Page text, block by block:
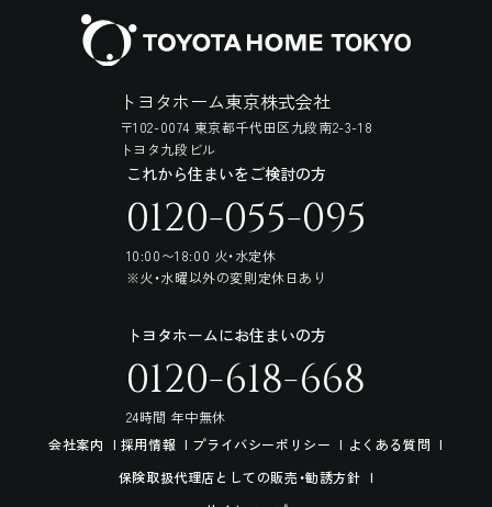
トヨタホーム東京株式会社
〒102-0074 東京都千代田区九段南2-3-18
トヨタ九段ビル
これから住まいをご検討の方
0120-055-095
10:00〜18:00 火・水定休
※火・水曜以外の変則定休日あり
トヨタホームにお住まいの方
0120-618-668
24時間 年中無休
会社案内
採用情報 プライバシーポリシー
よくある質問
保険取扱代理店としての販売・勧誘方針